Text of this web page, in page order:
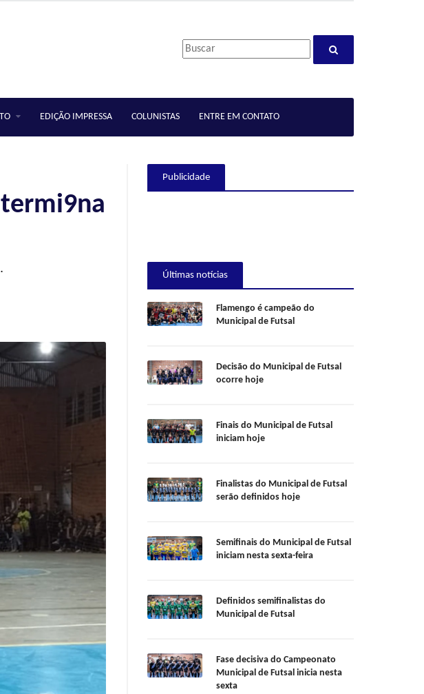
EDIÇÃO IMPRESSA COLUNISTAS ENTRE EM CONTATO
Publicidade
Últimas notícias
Flamengo é campeão do
Municipal de Futsal
Decisão do Municipal de Futsal
ocorre hoje
Finais do Municipal de Futsal
iniciam hoje
Finalistas do Municipal de Futsal
serão definidos hoje
Semifinais do Municipal de Futsal
iniciam nesta sexta-feira
Definidos semifinalistas do
Municipal de Futsal
Fase decisiva do Campeonato
Municipal de Futsal inicia nesta
sexta